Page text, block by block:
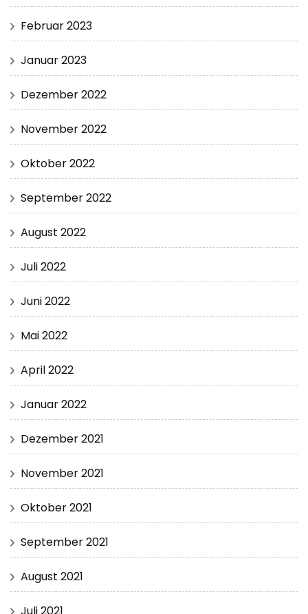
Februar 2023
Januar 2023
Dezember 2022
November 2022
Oktober 2022
September 2022
August 2022
Juli 2022
Juni 2022
Mai 2022
April 2022
Januar 2022
Dezember 2021
November 2021
Oktober 2021
September 2021
August 2021